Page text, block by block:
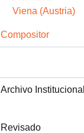
Viena (Austria)
Compositor
Archivo
Revisado